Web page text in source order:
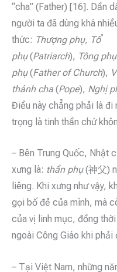
“cha” (Father) [16]. Dần
người ta đã dùng khá
thức: Thượng phụ, Tổ
phụ(Patriarch), Tông phụ
phụ(Father of Church),
thánh cha (Pope), Nghị
Điều này chẳng phải là
trọng là tinh thần chứ
– Bên Trung Quốc, Nhật
xưng là: thần phụ(神父)
liêng. Khi xưng như vậy,
gọi bố đẻ của mình, mà
của vị linh mục, đồng
ngoài Công Giáo khi
– Tại Việt Nam, những